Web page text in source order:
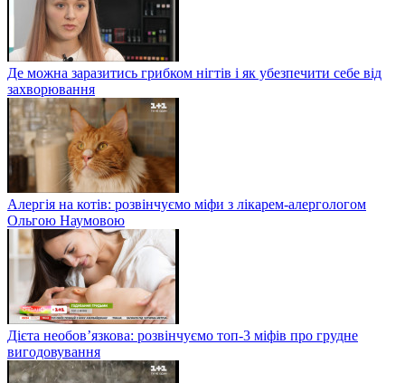
Де можна заразитись грибком нігтів і як убезпечити себе від
захворювання
Алергія на котів: розвінчуємо міфи з лікарем-алергологом
Ольгою Наумовою
Дієта необов’язкова: розвінчуємо топ-3 міфів про грудне
вигодовування